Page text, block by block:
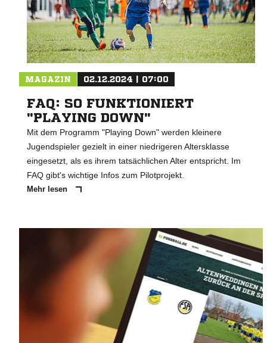
MAGAZIN 02.12.2024 | 07:00
FAQ: SO FUNKTIONIERT
"PLAYING DOWN"
Mit dem Programm "Playing Down" werden kleinere
Jugendspieler gezielt in einer niedrigeren Altersklasse
eingesetzt, als es ihrem tatsächlichen Alter entspricht. Im
FAQ gibt's wichtige Infos zum Pilotprojekt.
Mehr lesen